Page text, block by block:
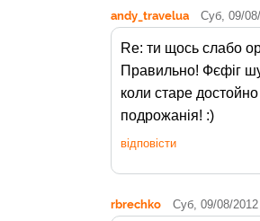
andy_travelua Суб, 09/
Re: ти щось слабо
Правильно! Фєфіг
коли старе достойно
подрожанія! :)
відповісти
rbrechko Суб, 09/08/